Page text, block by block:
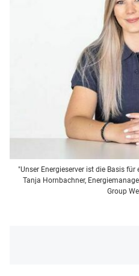
"Unser Energieserver ist die Basis
Tanja Hornbachner,
Group